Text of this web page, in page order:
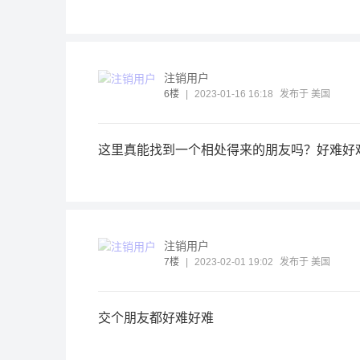
注销用户
6楼 2023-01-16 16:18 发布于 美国
这里真能找到一个相处得来的朋友吗？好难好
注销用户
7楼 2023-02-01 19:02 发布于 美国
交个朋友都好难好难